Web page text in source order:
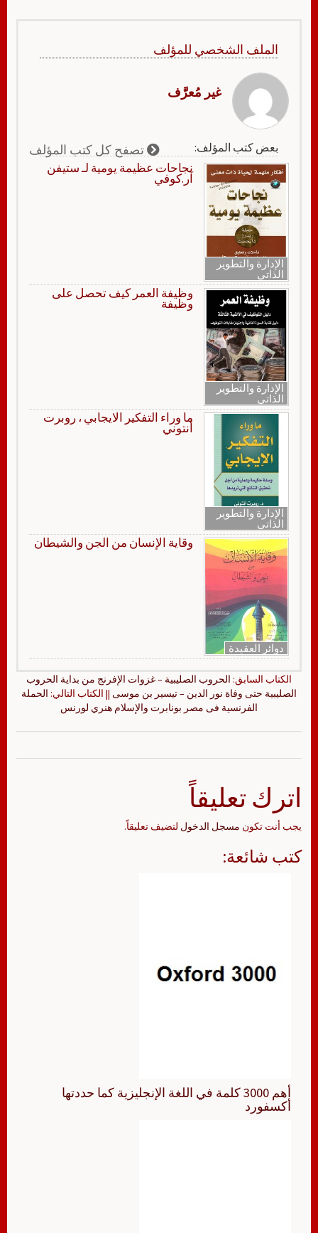
الملف الشخصي للمؤلف
غير مُعرَّف
بعض كتب المؤلف: تصفح كل كتب المؤلف
الإدارة والتطوير
الذاتي
نجاحات عظيمة يومية لـ ستيفن
آر.كوفي
الإدارة والتطوير
الذاتي
وظيفة العمر كيف تحصل على
وظيفة
الإدارة والتطوير
الذاتي
ما وراء التفكير الايجابي ، روبرت
أنتوني
دوائر العقيدة
وقاية الإنسان من الجن والشيطان
الكتاب السابق: الحروب الصليبية – غزوات الإفرنج من بداية الحروب
الصليبية حتى وفاة نور الدين – تيسير بن موسى || الكتاب التالي: الحملة
الفرنسية فى مصر بونابرت والإسلام هنري لورنس
اترك تعليقاً
يجب أنت تكون مسجل الدخول لتضيف تعليقاً.
كتب شائعة:
أهم 3000 كلمة في اللغة الإنجليزية كما حددتها
أكسفورد